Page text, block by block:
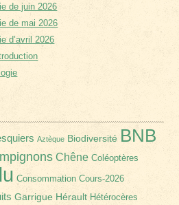
de juin 2026
de mai 2026
d’avril 2026
Aztèque Biodiversité BNB
Chêne Coléoptères
Consommation Cours-2026
Garrigue Hérault Hétérocères